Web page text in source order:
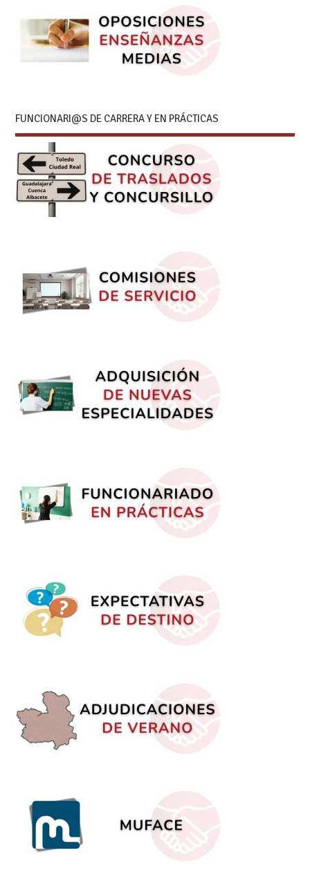
FUNCIONARI@S DE CARRERA Y EN PRÁCTICAS